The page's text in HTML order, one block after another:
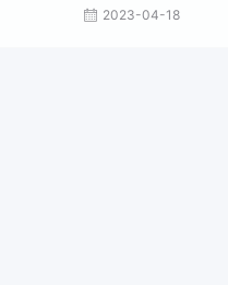
2023-04-18